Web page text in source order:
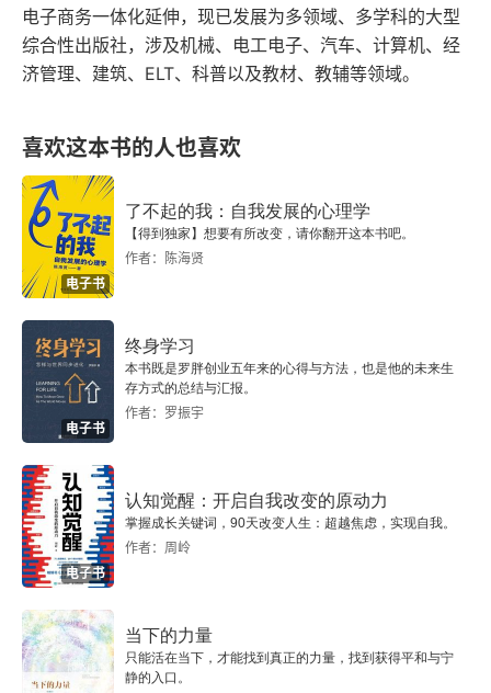
电子商务一体化延伸，现已发展为多领域、多学科的大型
综合性出版社，涉及机械、电工电子、汽车、计算机、经
济管理、建筑、ELT、科普以及教材、教辅等领域。
喜欢这本书的人也喜欢
电子书
了不起的我：自我发展的心理学
【得到独家】想要有所改变，请你翻开这本书吧。
作者：陈海贤
电子书
终身学习
本书既是罗胖创业五年来的心得与方法，也是他的未来生
存方式的总结与汇报。
作者：罗振宇
电子书
认知觉醒：开启自我改变的原动力
掌握成长关键词，90天改变人生：超越焦虑，实现自我。
作者：周岭
当下的力量
只能活在当下，才能找到真正的力量，找到获得平和与宁
静的入口。